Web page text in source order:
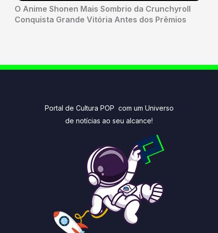
O Anime Shonen Mais Sombrio da Crunchyroll
Conquista Grande Vitória Antes dos Prêmios
Portal de Cultura POP com um Universo
de notícias ao seu alcance!